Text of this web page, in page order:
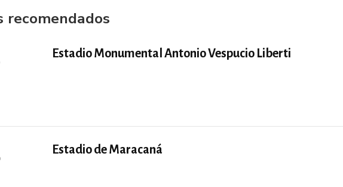
Estadio Monumental Antonio Vespucio Liberti
Estadio de Maracaná